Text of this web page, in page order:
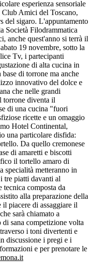
esperienza sensoriale
Amici del Toscano,
del sigaro. L'appuntamento
Società Filodrammatica
anche quest'anno si terrà il
19 novembre, sotto la
Tv, i partecipanti
di alta cucina in
di torrone ma anche
innovativo del dolce e
che nelle grandi
torrone diventa il
di una cucina "fuori
ricette e un omaggio
Hotel Continental,
una particolare disfida:
Da quello cremonese
di amaretti e biscotti
il tortello amaro di
specialità metteranno in
tre piatti davanti al
tecnica composta da
alla preparazione della
il piacere di assaggiare il
sarà chiamato a
sana competizione volta
i toni divertenti e
discussione i pregi e i
e per prenotare le